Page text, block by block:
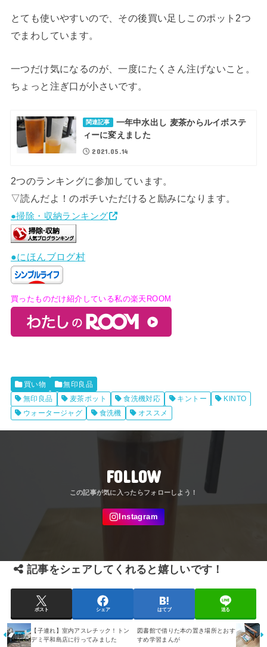
とても使いやすいので、その後買い足しこのポット2つ
でまわしています。
一つだけ気になるのが、一度にたくさん注げないこと。
ちょっと注ぎ口が小さいです。
関連記事
一年中水出し 麦茶からルイボステ
ィーに変えました
2021.05.14
2つのランキングに参加しています。
▽読んだよ！のポチいただけると励みになります。
●掃除・収納ランキング
●にほんブログ村
買ったものだけ紹介している私の楽天ROOM
買い物
無印良品
無印良品
麦茶ポット 食洗機対応 キントー
KINTO
ウォータージャグ
食洗機 オススメ
FOLLOW
記事をシェアしてくれると嬉しいです！
ポスト シェア はてブ 送る
【子連れ】室内アスレチック！トン
デミ平和島店に行ってみました
図書館で借りた本の置き場所とおす
すめ学習まんが